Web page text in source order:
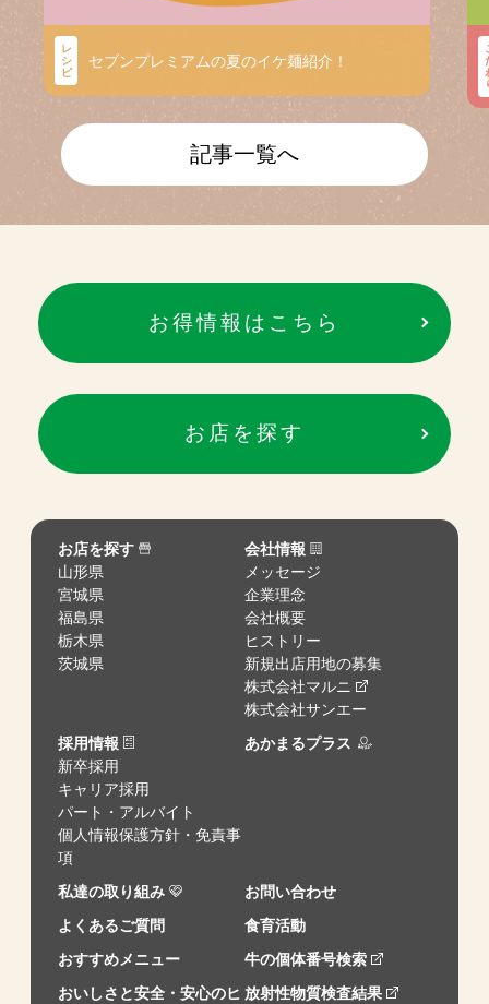
レ
シ
ピ
セブンプレミアムの夏のイケ麺紹介！
記事一覧へ
お得情報はこちら
お店を探す
お店を探す
山形県
宮城県
福島県
栃木県
茨城県
会社情報
メッセージ
企業理念
会社概要
ヒストリー
新規出店用地の募集
株式会社マルニ
株式会社サンエー
採用情報
新卒採用
キャリア採用
パート・アルバイト
個人情報保護方針・免責事
項
あかまるプラス
私達の取り組み
お問い合わせ
よくあるご質問
食育活動
おすすめメニュー
牛の個体番号検索
おいしさと安全・安心のヒ 放射性物質検査結果